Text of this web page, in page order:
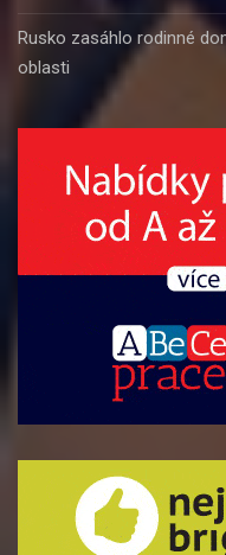
Rusko zasáhlo rodinné
oblasti